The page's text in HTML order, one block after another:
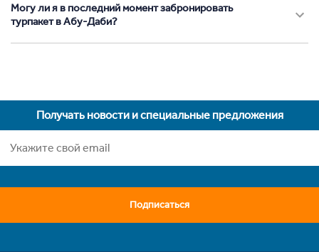
Могу ли я в последний момент забронировать
турпакет в Абу-Даби?
Получать новости и специальные предложения
Подписаться